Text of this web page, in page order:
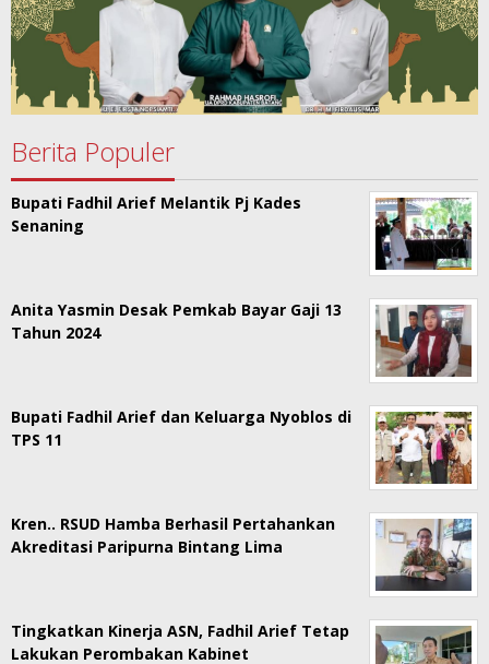
Berita Populer
Bupati Fadhil Arief Melantik Pj Kades
Senaning
Anita Yasmin Desak Pemkab Bayar Gaji 13
Tahun 2024
Bupati Fadhil Arief dan Keluarga Nyoblos di
TPS 11
Kren.. RSUD Hamba Berhasil Pertahankan
Akreditasi Paripurna Bintang Lima
Tingkatkan Kinerja ASN, Fadhil Arief Tetap
Lakukan Perombakan Kabinet